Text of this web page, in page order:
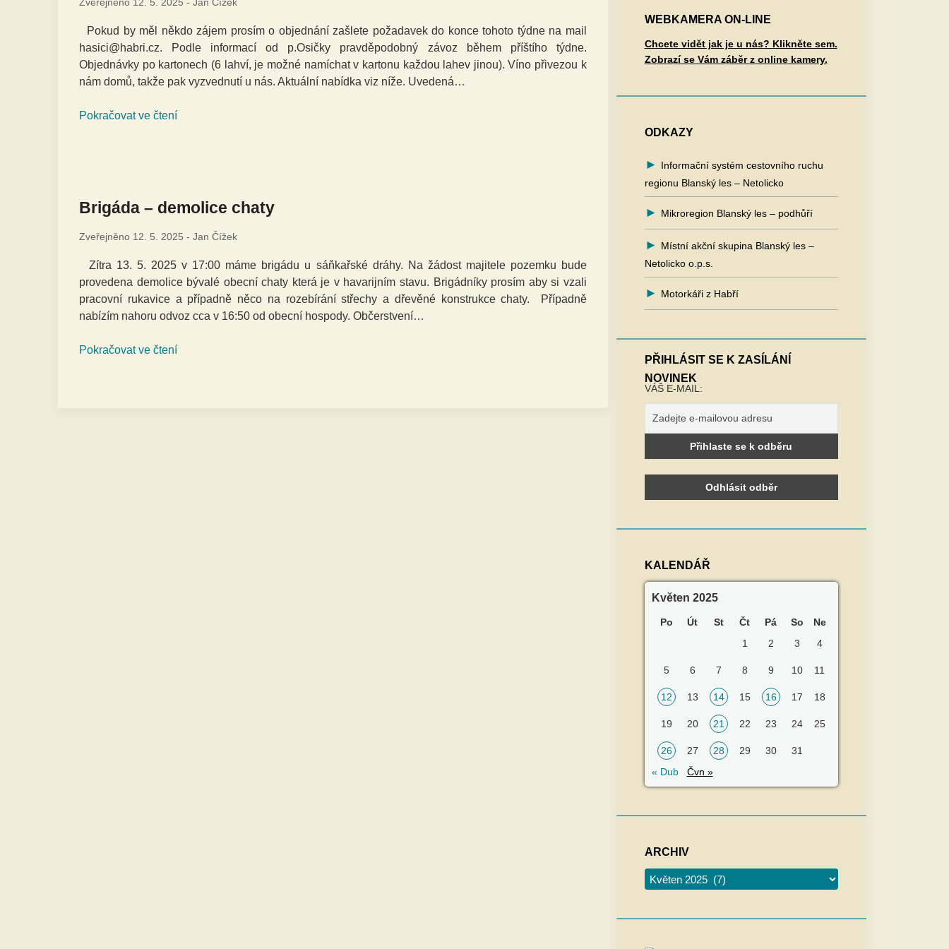
Pokud by měl někdo zájem prosím o objednání zašlete požadavek do konce tohoto týdne na mail
hasici@habri.cz. Podle informací od p.Osičky pravděpodobný závoz během příštího týdne.
Objednávky po kartonech (6 lahví, je možné namíchat v kartonu každou lahev jinou). Víno přivezou k
nám domů, takže pak vyzvednutí u nás. Aktuální nabídka viz níže. Uvedená…
Pokračovat ve čtení
Brigáda – demolice chaty
Zveřejněno 12. 5. 2025 - Jan Čížek
Zítra 13. 5. 2025 v 17:00 máme brigádu u sáňkařské dráhy. Na žádost majitele pozemku bude
provedena demolice bývalé obecní chaty která je v havarijním stavu. Brigádníky prosím aby si vzali
pracovní rukavice a případně něco na rozebírání střechy a dřevěné konstrukce chaty. Případně
nabízím nahoru odvoz cca v 16:50 od obecní hospody. Občerstvení…
Pokračovat ve čtení
WEBKAMERA ON-LINE
Chcete vidět jak je u nás? Klikněte sem.
Zobrazí se Vám záběr z online kamery.
ODKAZY
Informační systém cestovního ruchu
regionu Blanský les – Netolicko
Mikroregion Blanský les – podhůří
Místní akční skupina Blanský les –
Netolicko o.p.s.
Motorkáři z Habří
PŘIHLÁSIT SE K ZASÍLÁNÍ
NOVINEK
VÁŠ E-MAIL:
KALENDÁŘ
Květen 2025
Po Út St Čt Pá So
Ne
1
2 3 4
5 6 7 8 9 10 11
12 13 14 15 16 17 18
19 20 21 22 23 24 25
26 27 28 29 30
31
« Dub
Čvn »
ARCHIV
Archiv